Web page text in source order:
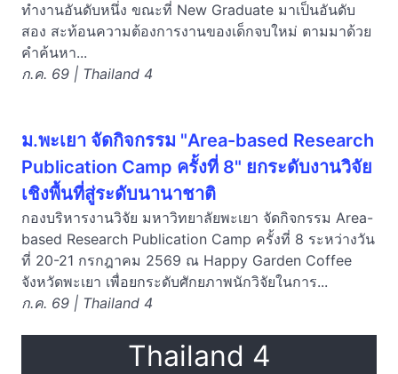
ทำงานอันดับหนึ่ง ขณะที่ New Graduate มาเป็นอันดับ
สอง สะท้อนความต้องการงานของเด็กจบใหม่ ตามมาด้วย
คำค้นหา...
ก.ค. 69 | Thailand 4
ม.พะเยา จัดกิจกรรม "Area-based Research
Publication Camp ครั้งที่ 8" ยกระดับงานวิจัย
เชิงพื้นที่สู่ระดับนานาชาติ
กองบริหารงานวิจัย มหาวิทยาลัยพะเยา จัดกิจกรรม Area-
based Research Publication Camp ครั้งที่ 8 ระหว่างวัน
ที่ 20-21 กรกฎาคม 2569 ณ Happy Garden Coffee
จังหวัดพะเยา เพื่อยกระดับศักยภาพนักวิจัยในการ...
ก.ค. 69 | Thailand 4
Thailand 4